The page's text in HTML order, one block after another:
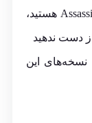
اگر از طرفداران سری بازی‌های Assassin’s Creed هستید،
نسخه‌های این